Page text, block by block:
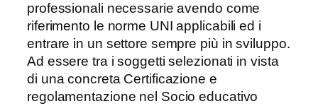
professionali necessarie avendo come
riferimento le norme UNI applicabili ed i
entrare in un settore sempre più in sviluppo.
Ad essere tra i soggetti selezionati in vista
di una concreta Certificazione e
regolamentazione nel Socio educativo